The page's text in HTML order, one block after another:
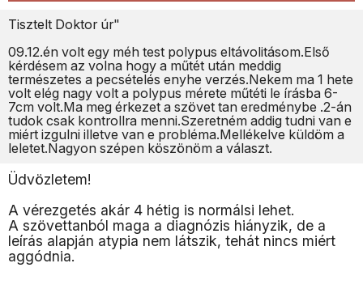
Tisztelt Doktor úr"
09.12.én volt egy méh test polypus eltávolitásom.Első
kérdésem az volna hogy a műtét után meddig
természetes a pecsételés enyhe verzés.Nekem ma 1 hete
volt elég nagy volt a polypus mérete műtéti le írásba 6-
7cm volt.Ma meg érkezet a szövet tan eredménybe .2-án
tudok csak kontrollra menni.Szeretném addig tudni van e
miért izgulni illetve van e probléma.Mellékelve küldöm a
leletet.Nagyon szépen köszönöm a választ.
Üdvözletem!
A vérezgetés akár 4 hétig is normálsi lehet.
A szövettanból maga a diagnózis hiányzik, de a
leírás alapján atypia nem látszik, tehát nincs miért
aggódnia.